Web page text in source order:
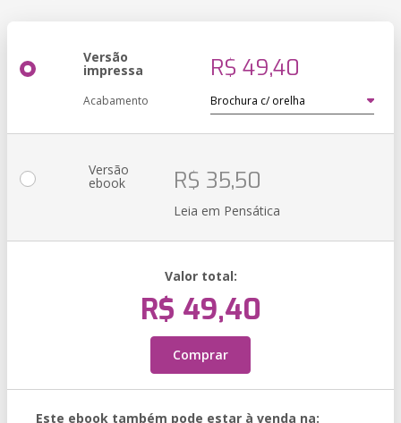
Versão
impressa R$ 49,40
Acabamento
Versão
ebook R$ 35,50
Leia em Pensática
Valor total:
R$ 49,40
Comprar
Este ebook também pode estar à venda na: